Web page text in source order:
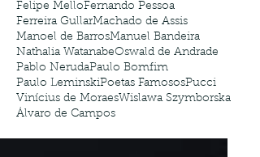
Felipe MelloFernando Pessoa
Ferreira GullarMachado de Assis
Manoel de BarrosManuel Bandeira
Nathalia WatanabeOswald de Andrade
Pablo NerudaPaulo Bomfim
Paulo LeminskiPoetas FamososPucci
Vinícius de MoraesWislawa Szymborska
Álvaro de Campos